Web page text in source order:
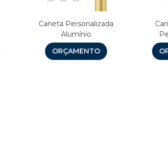
Caneta Personalizada
Alumínio
ORÇAMENTO